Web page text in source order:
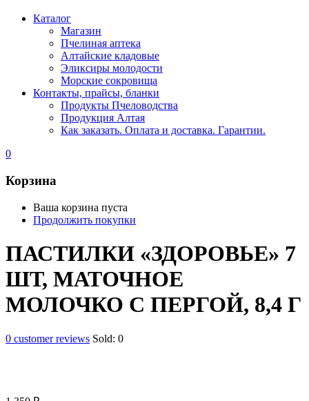
Каталог
Магазин
Пчелиная аптека
Алтайские кладовые
Эликсиры молодости
Морские сокровища
Контакты, прайсы, бланки
Продукты Пчеловодства
Продукция Алтая
Как заказать. Оплата и доставка. Гарантии.
0
Корзина
Ваша корзина пуста
Продолжить покупки
ПАСТИЛКИ «ЗДОРОВЬЕ» 7
ШТ, МАТОЧНОЕ
МОЛОЧКО С ПЕРГОЙ, 8,4 Г
0 customer reviews Sold: 0